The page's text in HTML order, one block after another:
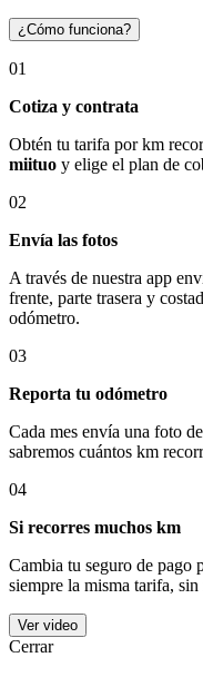
¿Cómo funciona?
01
Cotiza y contrata
Obtén tu tarifa por km
miituo y elige el plan de
02
Envía las fotos
A través de nuestra app
frente, parte trasera y
odómetro.
03
Reporta tu odómetro
Cada mes envía una foto
sabremos cuántos km
04
Si recorres muchos km
Cambia tu seguro de pago
siempre la misma tarifa,
Ver video
Cerrar